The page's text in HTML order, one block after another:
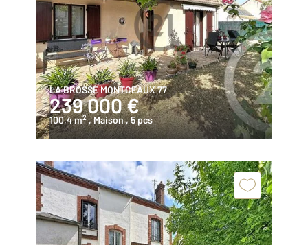
LA BROSSE MONTCEAUX 77
239 000 €
100,4 m2 , Maison, 5 pcs